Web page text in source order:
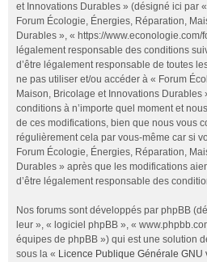
et Innovations Durables » (désigné ici par
Forum Écologie, Énergies, Réparation,
Durables », « https://www.econologie.com/
légalement responsable des conditions
d’être légalement responsable de toutes
ne pas utiliser et/ou accéder à « Forum
Maison, Bricolage et Innovations
conditions à n’importe quel moment et
de ces modifications, bien que nous vous
régulièrement cela par vous-même car si
Forum Écologie, Énergies, Réparation,
Durables » après que les modifications
d’être légalement responsable des
Nos forums sont développés par phpBB
leur », « logiciel phpBB », «
équipes de phpBB ») qui est une solution
sous la « Licence Publique Générale GNU